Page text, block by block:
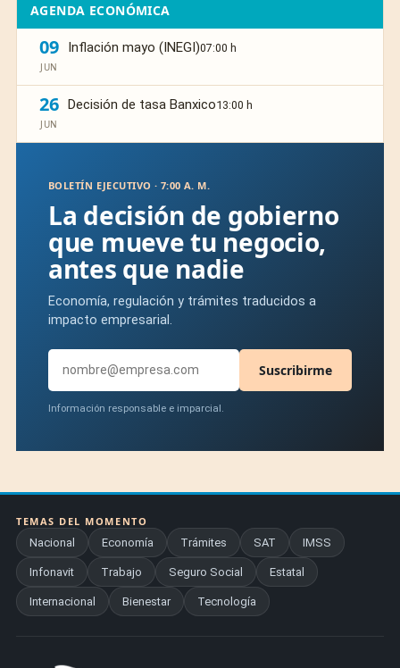
AGENDA ECONÓMICA
09
JUN
Inflación mayo (INEGI)07:00 h
26
JUN
Decisión de tasa Banxico13:00 h
BOLETÍN EJECUTIVO · 7:00 A. M.
La decisión de gobierno
que mueve tu negocio,
antes que nadie
Economía, regulación y trámites traducidos a
impacto empresarial.
Suscribirme
Información responsable e imparcial.
TEMAS DEL MOMENTO
Nacional
Economía Trámites SAT IMSS
Infonavit Trabajo Seguro Social Estatal
Internacional Bienestar Tecnología